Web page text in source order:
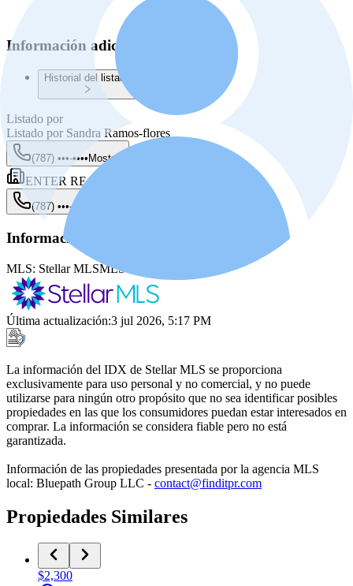
Información adicional
Historial del listado
Listado por
Listado por Sandra Ramos-flores
(787) •••-•••• Mostrar
ENTER REAL ESTATE NETWORK
(787) •••-••••
Información de la fuente
MLS: Stellar MLSMLS ID:
Última actualización:3 jul 2026, 5:17 PM
La información del IDX de Stellar MLS se proporciona
exclusivamente para uso personal y no comercial, y no puede
utilizarse para ningún otro propósito que no sea identificar posibles
propiedades en las que los consumidores puedan estar interesados en
comprar. La información se considera fiable pero no está
garantizada.
Información de las propiedades presentada por la agencia MLS
local: Bluepath Group LLC - contact@finditpr.com
Propiedades Similares
$2,300